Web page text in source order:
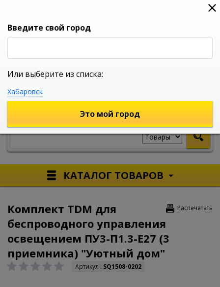
0
УНИВЕРСАЛЬНЫЙ ИНТЕРНЕТ МАГАЗИН
КАТАЛОГ ТОВАРОВ
Распечатать
Комплект TDM для
беспроводного управления
освещением ПУ3-П1.3-Е27 (3
приемника) "Уютный дом"
Артикул : SQ1508-0202
Введите свой город
Или выберите из списка:
Хабаровск
Это мой город